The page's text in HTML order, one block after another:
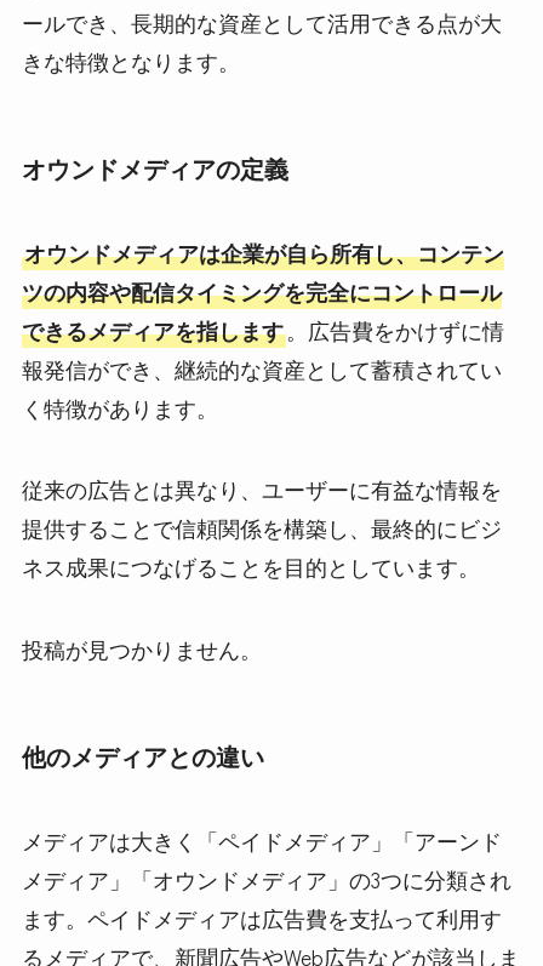
ールでき、長期的な資産として活用できる点が大
きな特徴となります。
オウンドメディアの定義
オウンドメディアは企業が自ら所有し、コンテン
ツの内容や配信タイミングを完全にコントロール
できるメディアを指します。広告費をかけずに情
報発信ができ、継続的な資産として蓄積されてい
く特徴があります。
従来の広告とは異なり、ユーザーに有益な情報を
提供することで信頼関係を構築し、最終的にビジ
ネス成果につなげることを目的としています。
投稿が見つかりません。
他のメディアとの違い
メディアは大きく「ペイドメディア」「アーンド
メディア」「オウンドメディア」の3つに分類され
ます。ペイドメディアは広告費を支払って利用す
るメディアで、新聞広告やWeb広告などが該当しま